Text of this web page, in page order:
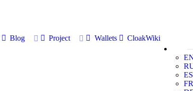
Blog Project Wallets
CloakWiki
ES
FR